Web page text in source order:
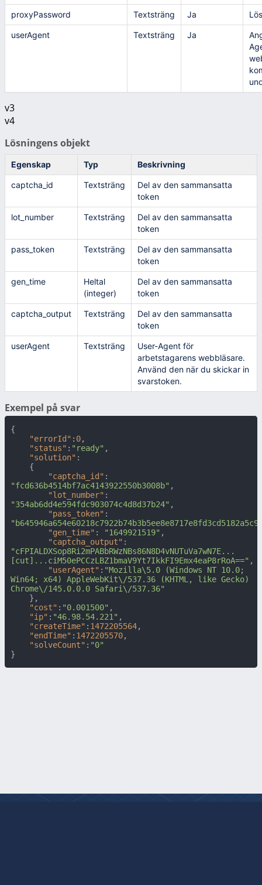
proxyPassword Textsträng Ja
userAgent Textsträng Ja
v3
v4
Lösningens objekt
Egenskap Typ Beskrivning
captcha_id Textsträng
Del av den sammansatta
token
lot_number Textsträng
Del av den sammansatta
token
pass_token Textsträng
Del av den sammansatta
token
gen_time
Heltal
(integer)
Del av den sammansatta
token
captcha_output Textsträng
Del av den sammansatta
token
userAgent Textsträng
User-Agent för
arbetstagarens webbläsare.
Använd den när du skickar in
svarstoken.
Exempel på svar
{
"errorId" : 0,
"status" : "ready" ,
"solution" :
{
"captcha_id" :
"fcd636b4514bf7ac4143922550b3008b" ,
"lot_number" :
"354ab6dd4e594fdc903074c4d8d37b24" ,
"pass_token" :
"gen_time" : "1649921519" ,
"captcha_output" :
"cFPIALDXSop8Ri2mPABbRWzNBs86N8D4vNUTuVa7wN7E...
[cut]...ciM50ePCCzLBZ1bmaV9Yt7IkkFI9Emx4eaP8rRoA==" ,
"userAgent" : "Mozilla\5.0 (Windows NT 10.0;
Win64; x64) AppleWebKit\/537.36 (KHTML, like Gecko)
Chrome\/145.0.0.0 Safari\/537.36"
} ,
"cost" : "0.001500" ,
"ip" : "46.98.54.221" ,
"createTime" : 1472205564,
"endTime" : 1472205570,
"solveCount" : "0"
}